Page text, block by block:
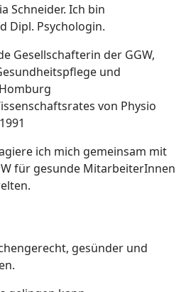
Schneider. Ich bin
Dipl. Psychologin.
Gesellschafterin der GGW,
und
von Physio
ich mich gemeinsam mit
für gesunde MitarbeiterInnen
gesünder und